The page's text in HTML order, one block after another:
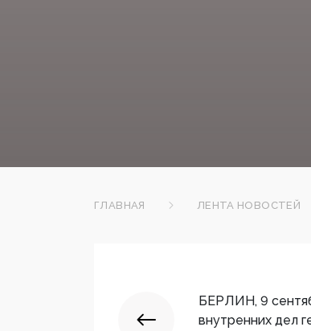
ГЛАВНАЯ ЛЕНТА НОВОСТЕЙ
БЕРЛИН, 9
внутренних дел